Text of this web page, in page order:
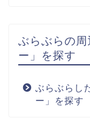
ぶらぶらの
ー」を探す
ぶらぶらし
ー」を探す